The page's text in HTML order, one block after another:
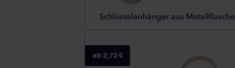
Schlüsselanhänger aus Metallflasche
ab 2,72 €